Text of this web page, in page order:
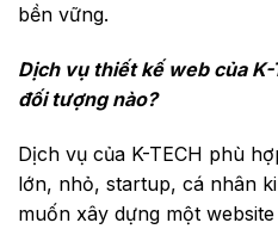
bền vững.
Dịch vụ thiết kế web của
đối tượng nào?
Dịch vụ của K-TECH phù
lớn, nhỏ, startup, cá nhân
muốn xây dựng một